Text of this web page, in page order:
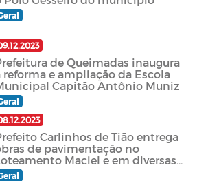
de Queimadas inaugura
reforma e ampliação da Escola
Capitão Antônio Muniz
Carlinhos de Tião entrega
de pavimentação no
Maciel e em diversas